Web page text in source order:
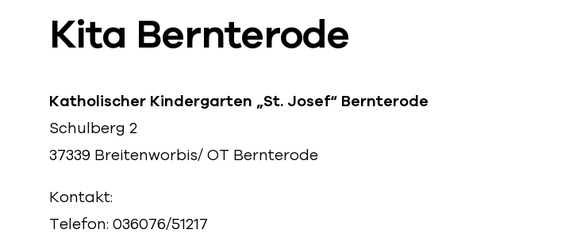
Kita Bernterode
Katholischer Kindergarten „St. Josef“ Bernterode
Schulberg 2
37339 Breitenworbis/ OT Bernterode
Kontakt:
Telefon: 036076/51217